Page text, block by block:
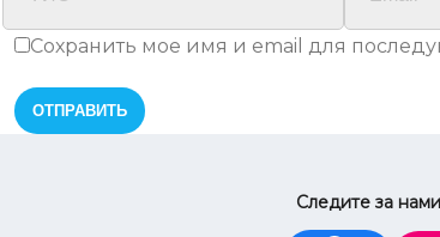
Сохранить мое имя и email для
Следите за